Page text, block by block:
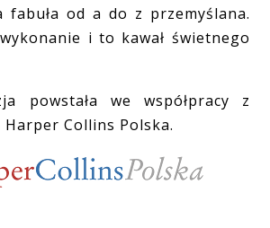
fabuła od a do z przemyślana.
i to kawał świetnego
we współpracy z
Harper Collins Polska.